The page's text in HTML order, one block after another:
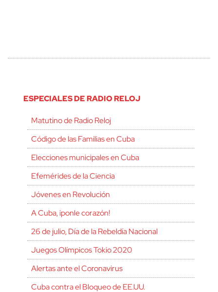
ESPECIALES DE RADIO RELOJ
Matutino de Radio Reloj
Código de las Familias en Cuba
Elecciones municipales en Cuba
Efemérides de la Ciencia
Jóvenes en Revolución
A Cuba, ¡ponle corazón!
26 de julio, Día de la Rebeldía Nacional
Juegos Olímpicos Tokio 2020
Alertas ante el Coronavirus
Cuba contra el Bloqueo de EE.UU.